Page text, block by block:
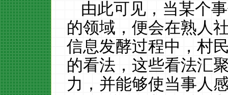
由此可见，当某个
的领域，便会在熟人
信息发酵过程中，村
的看法，这些看法汇
力，并能够使当事人